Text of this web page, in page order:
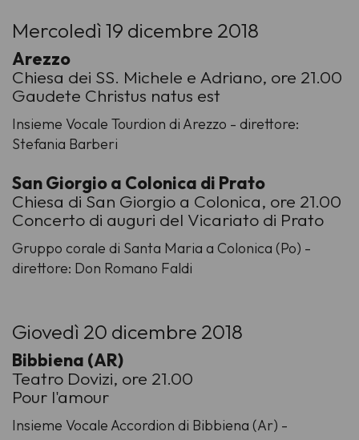
Mercoledì 19 dicembre 2018
Arezzo
Chiesa dei SS. Michele e Adriano, ore 21.00
Gaudete Christus natus est
Insieme Vocale Tourdion di Arezzo - direttore:
Stefania Barberi
San Giorgio a Colonica di Prato
Chiesa di San Giorgio a Colonica, ore 21.00
Concerto di auguri del Vicariato di Prato
Gruppo corale di Santa Maria a Colonica (Po) -
direttore: Don Romano Faldi
Giovedì 20 dicembre 2018
Bibbiena (AR)
Teatro Dovizi, ore 21.00
Pour l'amour
Insieme Vocale Accordion di Bibbiena (Ar) -